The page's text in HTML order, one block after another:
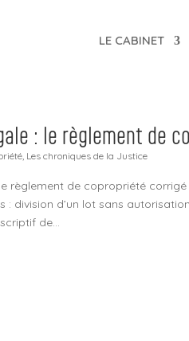
LE CABINET
: le règlement de
Les chroniques de la Justice
règlement de copropriété
: division d’un lot sans
de...